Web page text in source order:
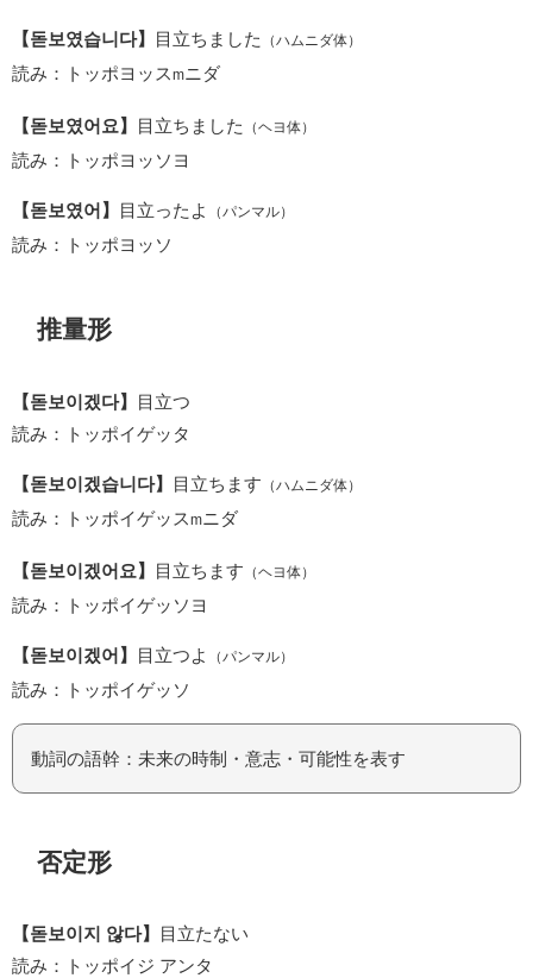
【돋보였습니다】 目立ちました （ハムニダ体）
読み：トッポヨッスmニダ
【돋보였어요】 目立ちました （ヘヨ体）
読み：トッポヨッソヨ
【돋보였어】 目立ったよ （パンマル）
読み：トッポヨッソ
推量形
【돋보이겠다】
目立つ
読み：トッポイゲッタ
【돋보이겠습니다】 目立ちます （ハムニダ体）
読み：トッポイゲッス m ニダ
【돋보이겠어요】 目立ちます （ヘヨ体）
読み：トッポイゲッソヨ
【돋보이겠어】 目立つよ （パンマル）
読み：トッポイゲッソ
動詞の語幹：未来の時制・意志・可能性を表す
否定形
【돋보이지 않다】
目立たない
読み：トッポイジ アンタ